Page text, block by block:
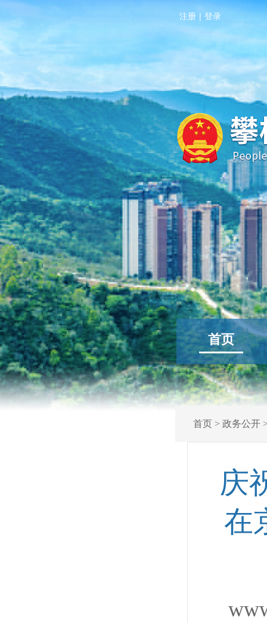
注册 | 登录
首页
首页> 政务公开
庆
在